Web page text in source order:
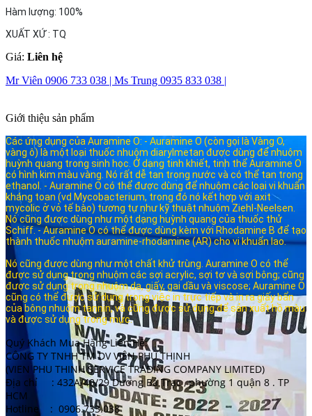
Hàm lượng: 100%
XUẤT XỨ : TQ
Giá: Liên hệ
Mr Viên 0906 733 038 | Ms Trung 0935 833 038 |
Giới thiệu sản phẩm
Các ứng dụng của Auramine O: - Auramine O (còn gọi là Vàng O,
vàng ô) là một loại thuốc nhuộm diarylmetan được dùng để nhuộm
huỳnh quang trong sinh học. Ở dạng tinh khiết, tinh thể Auramine O
có hình kim màu vàng. Nó rất dễ tan trong nước và có thể tan trong
ethanol. - Auramine O có thể được dùng để nhuộm các loại vi khuẩn
kháng toan (vd Mycobacterium, trong đó nó kết hợp với axit
mycolic ở vỏ tế bào) tương tự như kỹ thuật nhuộm Ziehl-Neelsen.
Nó cũng được dùng như một dạng huỳnh quang của thuốc thử
Schiff. - Auramine O có thể được dùng kèm với Rhodamine B để tạo
thành thuốc nhuộm auramine-rhodamine (AR) cho vi khuẩn lao.
Nó cũng được dùng như một chất khử trùng. Auramine O có thể
được sử dụng trong nhuộm các sợi acrylic, sợi tơ và sợi bông; cũng
được sử dụng trong nhuộm da, giấy, gai dầu và viscose; Auramine O
cũng có thể được sử dụng trong việc in trực tiếp và in ra giấy bẩn
của bông nhuộm tannin, và cũng được sử dụng để sản xuất hồ màu
và được sử dụng trong mực.
Quý Khách Mua Hàng Liên Hệ:
CÔNG TY TNHH TM DV VIÊN PHÚ THỊNH
(VIEN PHU THINH SERVICE TRADING COMPANY LIMITED)
Địa chỉ : 432A/40/29 Dương Bá Trạc , phường 1 quận 8 . TP
HCM
Hotline : 0906.733.038